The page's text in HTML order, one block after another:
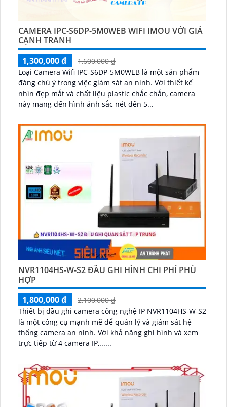
CAMERA IPC-S6DP-5M0WEB WIFI IMOU VỚI GIÁ
CẠNH TRANH
1,300,000 ₫
1,600,000 ₫
Loại Camera Wifi IPC-S6DP-5M0WEB là một sản phẩm
đáng chú ý trong việc giám sát an ninh. Với thiết kế
nhìn đẹp mắt và chất liệu plastic chắc chắn, camera
này mang đến hình ảnh sắc nét đến 5...
NVR1104HS-W-S2 ĐẦU GHI HÌNH CHI PHÍ PHÙ
HỢP
1,800,000 ₫
2,100,000 ₫
Thiết bị đầu ghi camera công nghệ IP NVR1104HS-W-S2
là một công cụ mạnh mẽ để quản lý và giám sát hệ
thống camera an ninh. Với khả năng ghi hình và xem
trực tiếp từ 4 camera IP,......